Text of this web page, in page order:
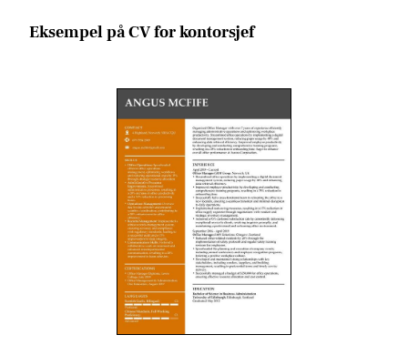
Eksempel på CV for kontorsjef